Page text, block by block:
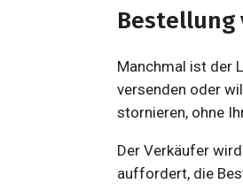
Bestellung
Manchmal ist der
versenden oder
stornieren, ohne
Der Verkäufer
auffordert, die